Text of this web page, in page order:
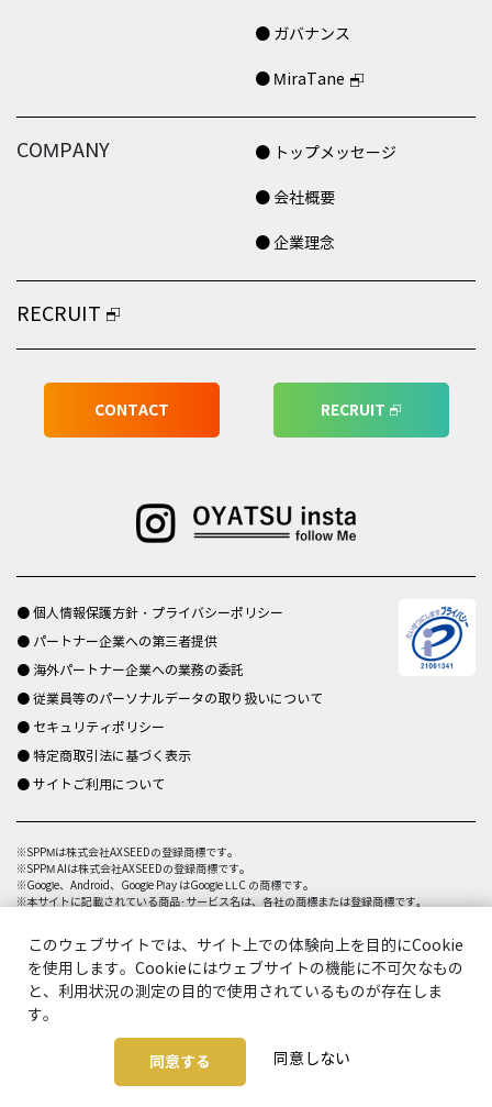
● ガバナンス
● MiraTane
COMPANY ● トップメッセージ
● 会社概要
● 企業理念
RECRUIT
CONTACT RECRUIT
● 個人情報保護方針・プライバシーポリシー
● パートナー企業への第三者提供
● 海外パートナー企業への業務の委託
● 従業員等のパーソナルデータの取り扱いについて
● セキュリティポリシー
● 特定商取引法に基づく表示
● サイトご利用について
※SPPMは株式会社AXSEEDの登録商標です。
※SPPM AIは株式会社AXSEEDの登録商標です。
※Google、Android、Google Play はGoogle LLC の商標です。
※本サイトに記載されている商品･サービス名は、各社の商標または登録商標です｡
© AXSEED Inc. All Rights Reserved.
このウェブサイトでは、サイト上での体験向上を目的にCookie
を使用します。Cookieにはウェブサイトの機能に不可欠なもの
と、利用状況の測定の目的で使用されているものが存在しま
す。
同意する 同意しない